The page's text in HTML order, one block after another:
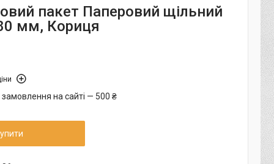
пакет Паперовий щільний
мм, Кориця
на сайті — 500 ₴